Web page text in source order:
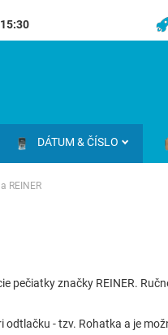
DÁTUM & ČÍSLO
REINER
pečiatky značky REINER.
odtlačku - tzv. Rohatka a je